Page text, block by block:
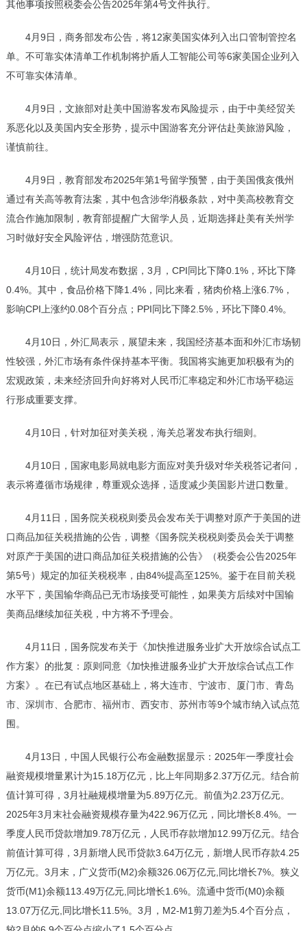
其他事项按照税委会公告2025年第4号文件执行。
4月9日，商务部发布公告，将12家美国实体列入出口管制管控名
单。不可靠实体清单工作机制将护盾人工智能公司等6家美国企业列入
不可靠实体清单。
4月9日，文旅部对赴美中国游客发布风险提示，由于中美经贸关
系恶化以及美国内安全形势，提示中国游客充分评估赴美旅游风险，
谨慎前往。
4月9日，教育部发布2025年第1号留学预警，由于美国俄亥俄州
通过有关高等教育法案，其中包含涉华消极条款，对中美高校教育交
流合作施加限制，教育部提醒广大留学人员，近期选择赴美有关州学
习时做好安全风险评估，增强防范意识。
4月10日，统计局发布数据，3月，CPI同比下降0.1%，环比下降
0.4%。其中，食品价格下降1.4%，同比来看，猪肉价格上涨6.7%，
影响CPI上涨约0.08个百分点；PPI同比下降2.5%，环比下降0.4%。
4月10日，外汇局表示，展望未来，我国经济基本面和外汇市场韧
性较强，外汇市场有条件保持基本平衡。我国将实施更加积极有为的
宏观政策，未来经济回升向好将对人民币汇率稳定和外汇市场平稳运
行形成重要支撑。
4月10日，针对加征对美关税，海关总署发布执行细则。
4月10日，国家电影局就电影方面应对美升级对华关税答记者问，
表示将遵循市场规律，尊重观众选择，适度减少美国影片进口数量。
4月11日，国务院关税税则委员会发布关于调整对原产于美国的进
口商品加征关税措施的公告，调整《国务院关税税则委员会关于调整
对原产于美国的进口商品加征关税措施的公告》（税委会公告2025年
第5号）规定的加征关税税率，由84%提高至125%。鉴于在目前关税
水平下，美国输华商品已无市场接受可能性，如果美方后续对中国输
美商品继续加征关税，中方将不予理会。
4月11日，国务院发布关于《加快推进服务业扩大开放综合试点工
作方案》的批复：原则同意《加快推进服务业扩大开放综合试点工作
方案》。在已有试点地区基础上，将大连市、宁波市、厦门市、青岛
市、深圳市、合肥市、福州市、西安市、苏州市等9个城市纳入试点范
围。
4月13日，中国人民银行公布金融数据显示：2025年一季度社会
融资规模增量累计为15.18万亿元，比上年同期多2.37万亿元。结合前
值计算可得，3月社融规模增量为5.89万亿元。前值为2.23万亿元。
2025年3月末社会融资规模存量为422.96万亿元，同比增长8.4%。一
季度人民币贷款增加9.78万亿元，人民币存款增加12.99万亿元。结合
前值计算可得，3月新增人民币贷款3.64万亿元，新增人民币存款4.25
万亿元。3月末，广义货币(M2)余额326.06万亿元,同比增长7%。狭义
货币(M1)余额113.49万亿元,同比增长1.6%。流通中货币(M0)余额
13.07万亿元,同比增长11.5%。3月，M2-M1剪刀差为5.4个百分点，